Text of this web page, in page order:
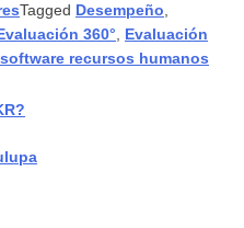
Tagged Desempeño
360°
Evaluación
software recursos humanos